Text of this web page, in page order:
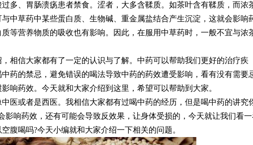
多、胃肠溃疡患者禁食。涩者，大多含鞣质。如茶叶含有鞣质，而浓
中草药中某些蛋白质、生物碱、重金属盐结合产生沉淀，这就会影响
等营养物质的吸收也有影响。因此，在服用中草药时，一般不宜与浓
相信大家都有了一定的认识与了解。中药可以帮助我们更好的治疗疾
药的禁忌，避免错误的喝法导致中药的药效遭受影响，看有没有需要
响药效。今天就和大家介绍到这里，希望可以帮助到大家。
医或者是西医。我相信大家都有过喝中药的经历，但是喝中药的讲究
影响药效，还有可能会导致反效果，让身体受损的，今天就让我们看
腹喝吗?今天小编就和大家介绍一下相关的问题。